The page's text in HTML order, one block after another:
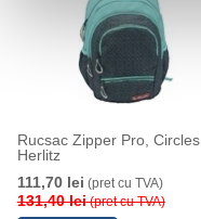
Rucsac Zipper Pro, Circles,
Herlitz
111,70 lei (pret cu TVA)
131,40 lei(pret cu TVA)